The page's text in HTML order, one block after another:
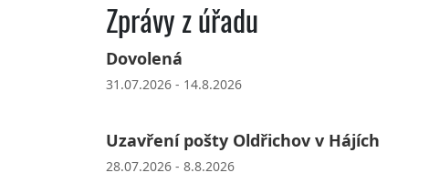
Zprávy z úřadu
Dovolená
31.07.2026 - 14.8.2026
Uzavření pošty Oldřichov v Hájích
28.07.2026 - 8.8.2026